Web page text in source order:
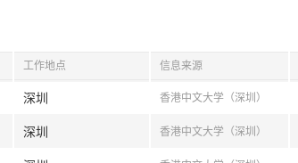
工作地点 信息来源
深圳 香港中文大学（深圳）
深圳 香港中文大学（深圳）